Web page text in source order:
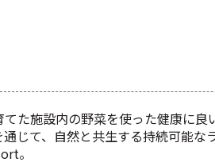
た施設内の野菜を使った健康に良
じて、自然と共生する持続可能な
。